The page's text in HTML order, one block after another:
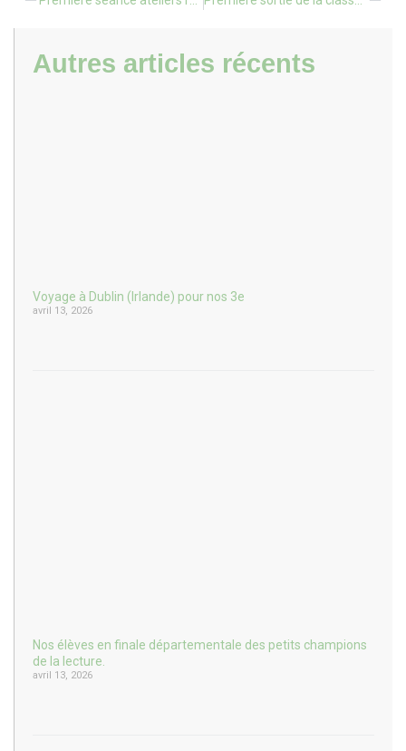
Autres articles récents
Voyage à Dublin (Irlande) pour nos 3e
avril 13, 2026
Nos élèves en finale départementale des petits champions
de la lecture.
avril 13, 2026